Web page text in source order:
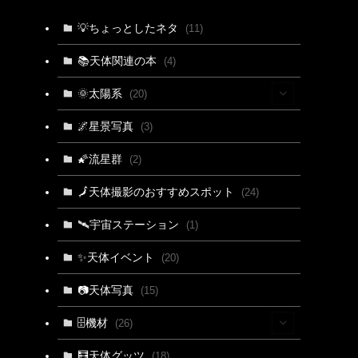
💡ちょっとしたネタ (11)
📚天体関連の本 (4)
🌞太陽系 (20)
(15)
(3)
🌌星景写真 (3)
🌠流星群 (2)
🗾天体撮影のおすすめスポット (24)
🛰宇宙ステーション (1)
✨天体イベント (20)
📷天体写真 (15)
🗄機材 (26)
(2)
🧮天体グッツ (18)